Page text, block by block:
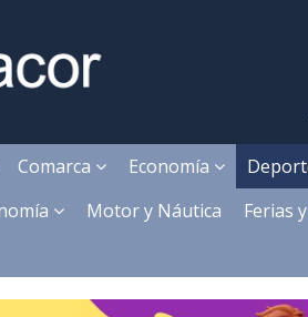
Comarca Economía
Motor y Náutica Ferias